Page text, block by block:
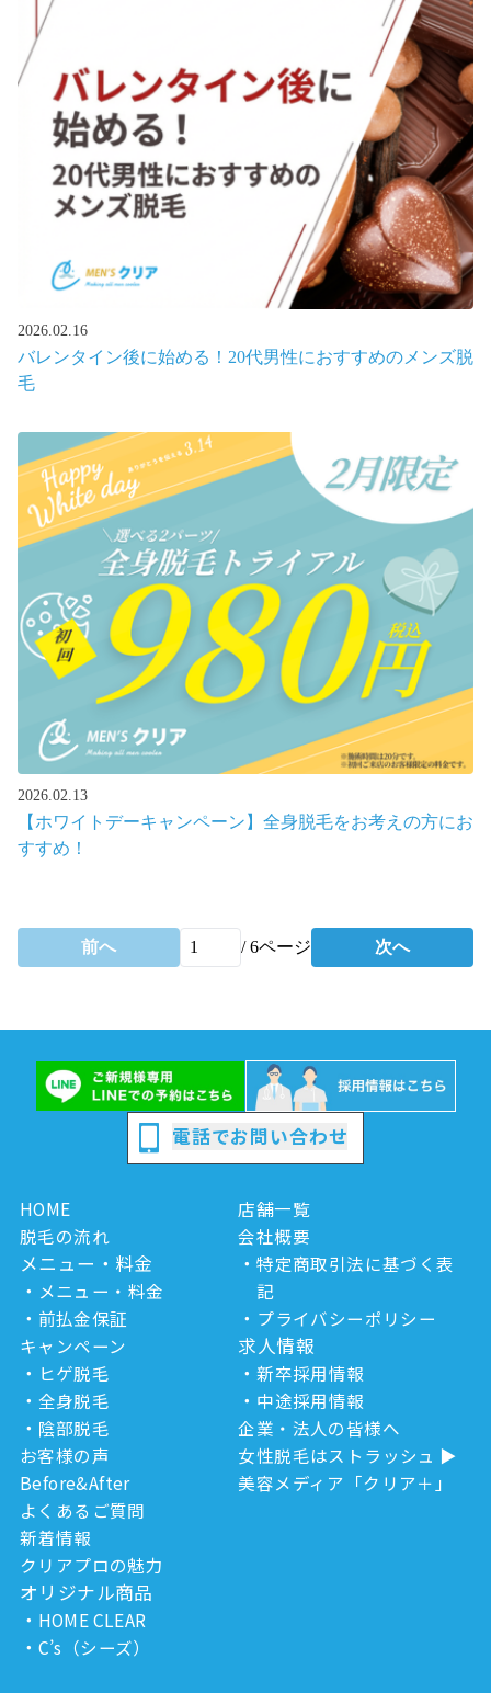
2026.02.16
バレンタイン後に始める！20代男性におすすめのメンズ脱
毛
2026.02.13
【ホワイトデーキャンペーン】全身脱毛をお考えの方にお
すすめ！
前へ /6ページ 次へ
電話でお問い合わせ
HOME
脱毛の流れ
メニュー・料金
メニュー・料金
前払金保証
キャンペーン
ヒゲ脱毛
全身脱毛
陰部脱毛
お客様の声
Before&After
よくあるご質問
新着情報
クリアプロの魅力
オリジナル商品
HOME CLEAR
C’s（シーズ）
店舗一覧
会社概要
特定商取引法に基づく表
記
プライバシーポリシー
求人情報
新卒採用情報
中途採用情報
企業・法人の皆様へ
女性脱毛はストラッシュ
美容メディア「クリア＋」